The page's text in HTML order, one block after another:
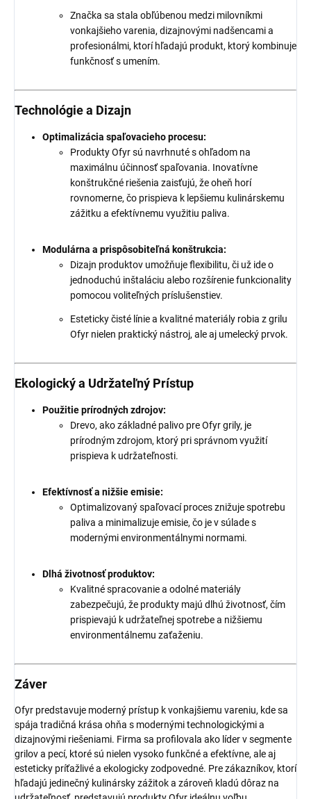
Značka sa stala obľúbenou medzi milovníkmi
vonkajšieho varenia, dizajnovými nadšencami a
profesionálmi, ktorí hľadajú produkt, ktorý kombinuje
funkčnosť s umením.
Technológie a Dizajn
Optimalizácia spaľovacieho procesu:
Produkty Ofyr sú navrhnuté s ohľadom na
maximálnu účinnosť spaľovania. Inovatívne
konštrukčné riešenia zaisťujú, že oheň horí
rovnomerne, čo prispieva k lepšiemu kulinárskemu
zážitku a efektívnemu využitiu paliva.
Modulárna a prispôsobiteľná konštrukcia:
Dizajn produktov umožňuje flexibilitu, či už ide o
jednoduchú inštaláciu alebo rozšírenie funkcionality
pomocou voliteľných príslušenstiev.
Esteticky čisté línie a kvalitné materiály robia z grilu
Ofyr nielen praktický nástroj, ale aj umelecký prvok.
Ekologický a Udržateľný Prístup
Použitie prírodných zdrojov:
Drevo, ako základné palivo pre Ofyr grily, je
prírodným zdrojom, ktorý pri správnom využití
prispieva k udržateľnosti.
Efektívnosť a nižšie emisie:
Optimalizovaný spaľovací proces znižuje spotrebu
paliva a minimalizuje emisie, čo je v súlade s
modernými environmentálnymi normami.
Dlhá životnosť produktov:
Kvalitné spracovanie a odolné materiály
zabezpečujú, že produkty majú dlhú životnosť, čím
prispievajú k udržateľnej spotrebe a nižšiemu
environmentálnemu zaťaženiu.
Záver
Ofyr predstavuje moderný prístup k vonkajšiemu vareniu, kde sa
spája tradičná krása ohňa s modernými technologickými a
dizajnovými riešeniami. Firma sa profilovala ako líder v segmente
grilov a pecí, ktoré sú nielen vysoko funkčné a efektívne, ale aj
esteticky príťažlivé a ekologicky zodpovedné. Pre zákazníkov, ktorí
hľadajú jedinečný kulinársky zážitok a zároveň kladú dôraz na